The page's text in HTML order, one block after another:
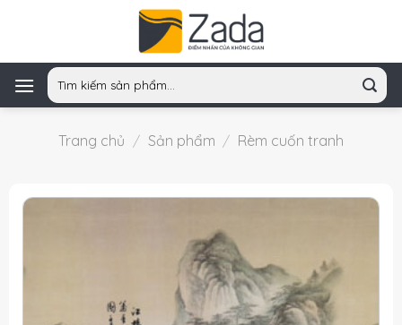
Tìm
kiếm:
Trang chủ / Sản phẩm / Rèm cuốn tranh